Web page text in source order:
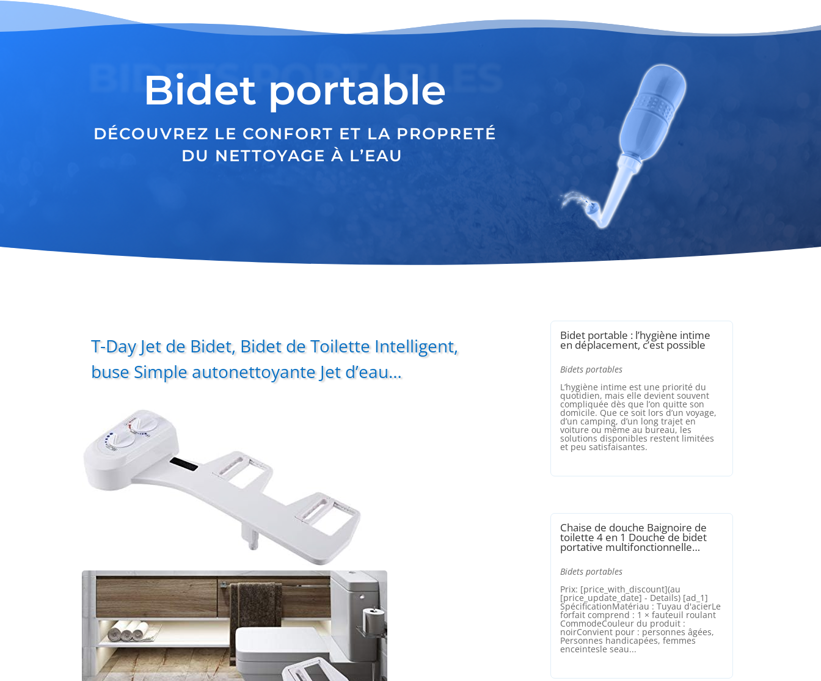
BIDETS PORTABLES
Bidet portable
DÉCOUVREZ LE CONFORT ET LA PROPRETÉ
DU NETTOYAGE À L’EAU
T-Day Jet de Bidet, Bidet de Toilette Intelligent,
buse Simple autonettoyante Jet d’eau…
Bidet portable : l’hygiène intime
en déplacement, c’est possible
Bidets portables
L’hygiène intime est une priorité du
quotidien, mais elle devient souvent
compliquée dès que l’on quitte son
domicile. Que ce soit lors d’un voyage,
d’un camping, d’un long trajet en
voiture ou même au bureau, les
solutions disponibles restent limitées
et peu satisfaisantes.
Chaise de douche Baignoire de
toilette 4 en 1 Douche de bidet
portative multifonctionnelle…
Bidets portables
Prix: [price_with_discount](au
[price_update_date] - Details) [ad_1]
SpécificationMatériau : Tuyau d'acierLe
forfait comprend : 1 × fauteuil roulant
CommodeCouleur du produit :
noirConvient pour : personnes âgées,
Personnes handicapées, femmes
enceintesle seau...